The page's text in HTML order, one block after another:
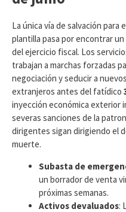
​La única vía de salvación para
plantilla pasa por encontrar
del ejercicio fiscal. Los
trabajan a marchas forzadas
negociación y seducir a
extranjeros antes del fatídico
inyección económica exterior
severas sanciones de la
dirigentes sigan dirigiendo el
muerte.
Subasta de
un borrador de venta
próximas semanas.
Activos devaluados: